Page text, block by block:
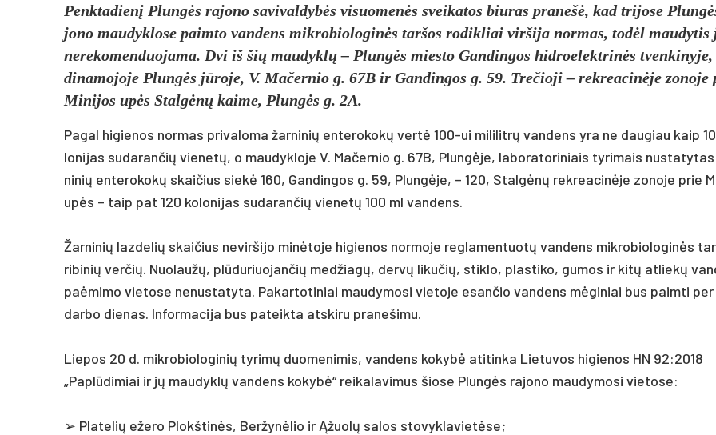
Penk­ta­dienį Plungės ra­jo­no sa­vi­val­dybės vi­suo­menės svei­ka­tos biu­ras pra­nešė, kad tri­jo­se
jo­no mau­dyk­lo­se paim­to van­dens mik­ro­bio­lo­ginės tar­šos ro­dik­liai vir­ši­ja nor­mas, todėl mau­dy­tis
ne­re­ko­men­duo­ja­ma. Dvi iš šių mau­dyklų – Plungės mies­to Gan­din­gos hid­roe­lekt­rinės
di­na­mo­jo­je Plungės jūro­je, V. Ma­čer­nio g. 67B ir Gan­din­gos g. 59. Tre­čio­ji – rek­rea­cinė­je zo­no­je
Mi­ni­jos upės Stalgėnų kai­me, Plungės g. 2A.
Pa­gal hi­gie­nos nor­mas pri­va­lo­ma žar­ni­nių en­te­ro­kokų vertė 100-ui mi­li­litrų van­dens yra ne dau­giau kaip
lo­ni­jas su­da­ran­čių vie­netų, o mau­dyk­lo­je V. Ma­čer­nio g. 67B, Plungė­je, la­bo­ra­to­ri­niais ty­ri­mais
ni­nių en­te­ro­kokų skai­čius siekė 160, Gan­din­gos g. 59, Plungė­je, – 120, Stalgėnų rek­rea­cinė­je zo­no­je prie
upės – taip pat 120 ko­lo­ni­jas su­da­ran­čių vie­netų 100 ml van­dens.
Žar­ni­nių laz­de­lių skai­čius ne­vir­ši­jo minė­to­je hi­gie­nos nor­mo­je reg­la­men­tuotų van­dens mik­ro­bio­lo­ginės
ri­bi­nių ver­čių. Nuo­laužų, plūdu­riuo­jan­čių med­žiagų, dervų li­ku­čių, stik­lo, plas­ti­ko, gu­mos ir kitų at­liekų
pa­ėmi­mo vie­to­se ne­nus­ta­ty­ta. Pa­kar­to­ti­niai mau­dy­mo­si vie­to­je esan­čio van­dens mėgi­niai bus paim­ti per
dar­bo die­nas. In­for­ma­ci­ja bus pa­teik­ta at­ski­ru pra­ne­ši­mu.
Lie­pos 20 d. mik­ro­bio­lo­gi­nių ty­rimų duo­me­ni­mis, van­dens ko­kybė ati­tin­ka Lie­tu­vos hi­gie­nos HN 92:2018
„Paplū­di­miai ir jų mau­dyklų van­dens ko­kybė“ rei­ka­la­vi­mus šio­se Plungės ra­jo­no mau­dy­mo­si vie­to­se:
➢ Pla­te­lių eže­ro Plokš­tinės, Ber­žynė­lio ir Ąžuolų sa­los sto­vyk­la­vietė­se;